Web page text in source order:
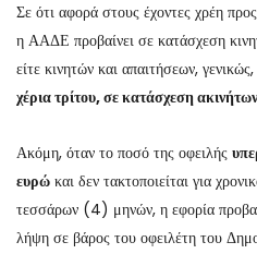
Σε ότι αφορά στους έχοντες χρέη
η ΑΑΔΕ προβαίνει σε κατάσχεση
είτε κινητών και απαιτήσεων,
χέρια τρίτου, σε κατάσχεση
Ακόμη, όταν το ποσό της οφειλής
ευρώ και δεν τακτοποιείται για
τεσσάρων (4) μηνών, η εφορία
λήψη σε βάρος του οφειλέτη του